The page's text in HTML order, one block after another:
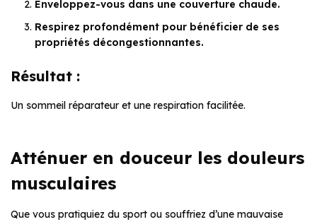
Enveloppez-vous dans une couverture chaude.
Respirez profondément pour bénéficier de ses
propriétés décongestionnantes.
Résultat :
Un sommeil réparateur et une respiration facilitée.
Atténuer en douceur les douleurs
musculaires
Que vous pratiquiez du sport ou souffriez d’une mauvaise